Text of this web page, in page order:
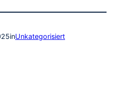
inUnkategorisiert